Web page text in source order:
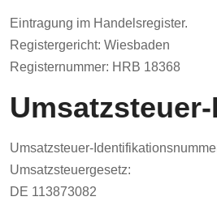
Eintragung im Handelsregister.
Registergericht: Wiesbaden
Registernummer: HRB 18368
Umsatzsteuer-
Umsatzsteuer-
Umsatzsteuergesetz:
DE 113873082